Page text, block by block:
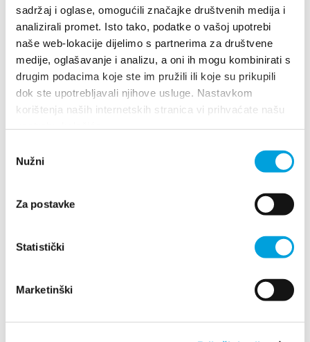
sadržaj i oglase, omogućili značajke društvenih medija i
analizirali promet. Isto tako, podatke o vašoj upotrebi
naše web-lokacije dijelimo s partnerima za društvene
medije, oglašavanje i analizu, a oni ih mogu kombinirati s
drugim podacima koje ste im pružili ili koje su prikupili
dok ste upotrebljavali njihove usluge. Nastavkom
korištenja naših internetskih stranica vi prihvaćate našu
pristanka
Nužni
Za postavke
Statistički
Marketinški
Turistički ured
Safe in Dalmatia
de
Villa Nika, Kamberovo šetalište 30,
Richtungen
Villa Nika, Kamberovo šetalište 30
21216 Kaštel Stari, Hrvatska
Richtungen
+385 21 227 933
Info